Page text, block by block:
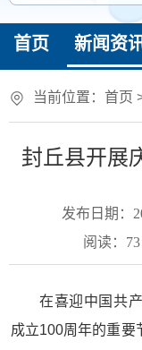
首页 新闻资
当前位置： 首页
封丘县开展
发布日期：
阅读： 73
在喜迎中国共
成立100周年的重要